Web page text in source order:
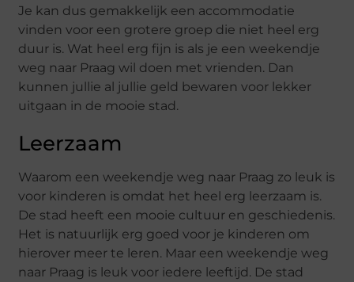
Je kan dus gemakkelijk een accommodatie
vinden voor een grotere groep die niet heel erg
duur is. Wat heel erg fijn is als je een weekendje
weg naar Praag wil doen met vrienden. Dan
kunnen jullie al jullie geld bewaren voor lekker
uitgaan in de mooie stad.
Leerzaam
Waarom een weekendje weg naar Praag zo leuk is
voor kinderen is omdat het heel erg leerzaam is.
De stad heeft een mooie cultuur en geschiedenis.
Het is natuurlijk erg goed voor je kinderen om
hierover meer te leren. Maar een weekendje weg
naar Praag is leuk voor iedere leeftijd. De stad